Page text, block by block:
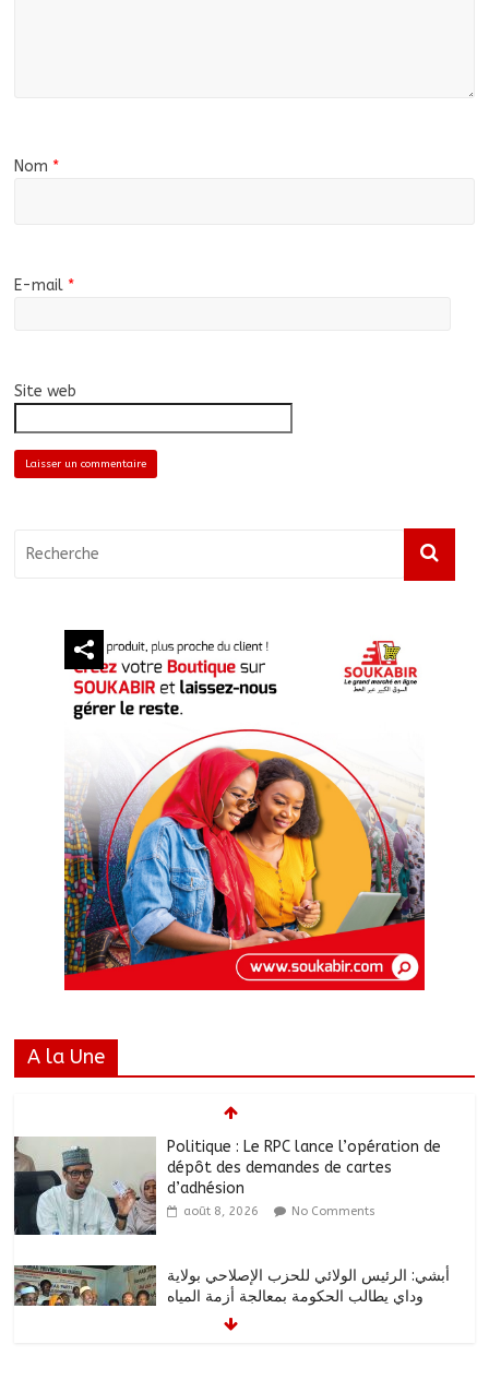
Nom *
E-mail *
Site web
A la Une
Politique : Le RPC lance l’opération de
dépôt des demandes de cartes
d’adhésion
août 8, 2026 No Comments
أبشي: الرئيس الولائي للحزب الإصلاحي بولاية
وداي يطالب الحكومة بمعالجة أزمة المياه